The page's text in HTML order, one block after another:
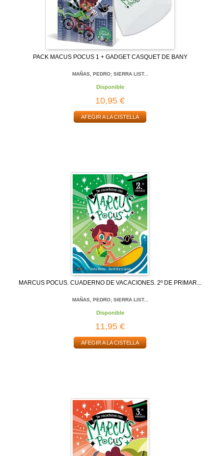
PACK MACUS POCUS 1 + GADGET CASQUET DE BANY
MAÑAS, PEDRO; SIERRA LIST...
Disponible
10,95 €
AFEGIR A LA CISTELLA
MARCUS POCUS. CUADERNO DE VACACIONES. 2º DE PRIMAR...
MAÑAS, PEDRO; SIERRA LIST...
Disponible
11,95 €
AFEGIR A LA CISTELLA